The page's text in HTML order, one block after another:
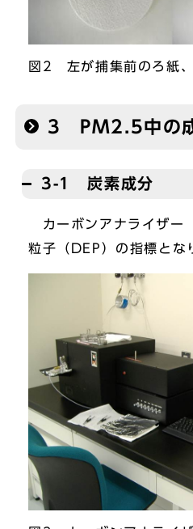
図2 左が捕集前のろ紙
3 PM2.5中の
3-1 炭素成分
カーボンアナライザー
粒子（DEP）の指標とな